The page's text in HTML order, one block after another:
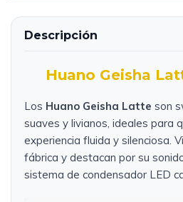
Descripción
Huano Geisha
Los Huano Geisha Latte son
suaves y livianos, ideales para
experiencia fluida y silenciosa.
fábrica y destacan por su
sistema de condensador LED